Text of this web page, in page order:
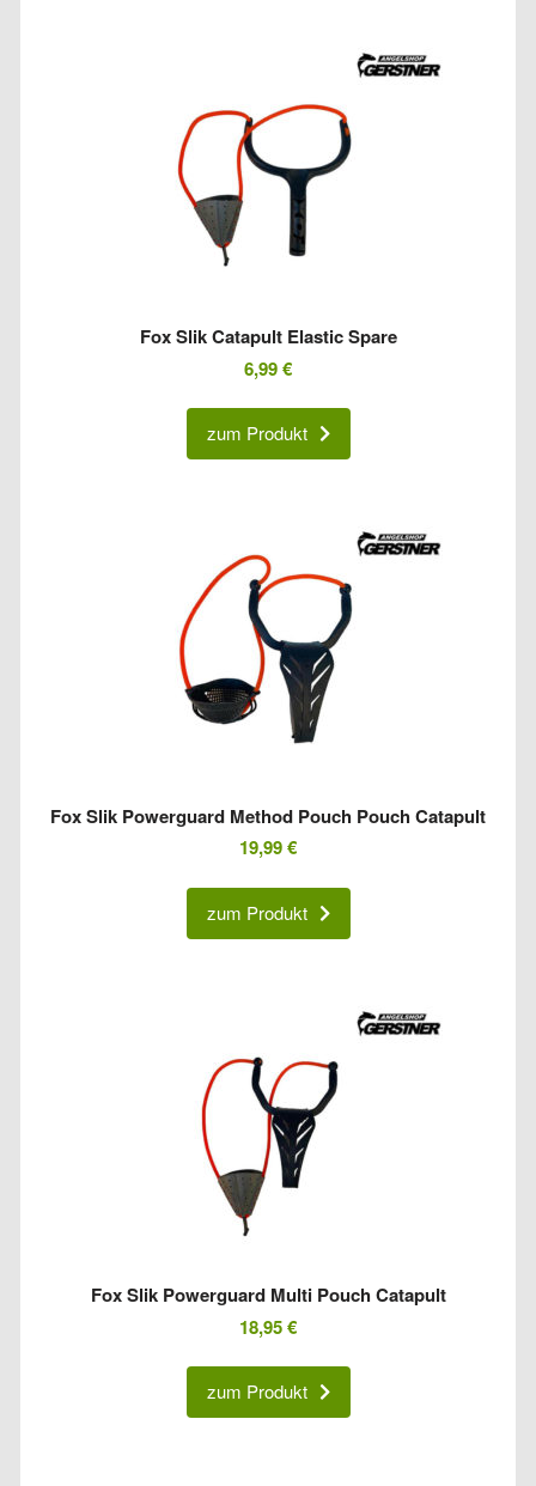
Fox Slik Catapult Elastic Spare
6,99€
zum Produkt
Fox Slik Powerguard Method Pouch Pouch Catapult
19,99€
zum Produkt
Fox Slik Powerguard Multi Pouch Catapult
18,95€
zum Produkt